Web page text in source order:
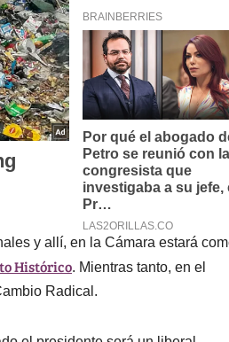
y allí, en la Cámara estará
Histórico. Mientras tanto, en el
Radical.